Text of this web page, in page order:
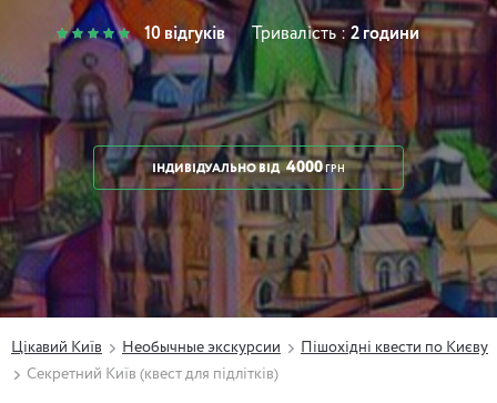
10 відгуків Тривалість :2 години
ІНДИВІДУАЛЬНОВІД 4000 ГРН
Цікавий Київ Необычные экскурсии
Пішохідні квести по Києву
Секретний Київ (квест для підлітків)